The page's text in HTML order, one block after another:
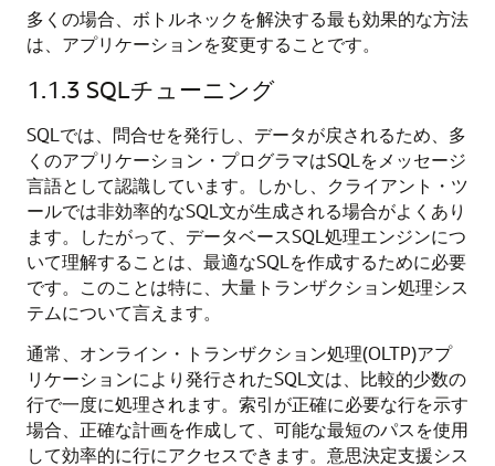
多くの場合、ボトルネックを解決する最も効果的な方法
は、アプリケーションを変更することです。
1.1.3 SQLチューニング
SQLでは、問合せを発行し、データが戻されるため、多
くのアプリケーション・プログラマはSQLをメッセージ
言語として認識しています。しかし、クライアント・ツ
ールでは非効率的なSQL文が生成される場合がよくあり
ます。したがって、データベースSQL処理エンジンにつ
いて理解することは、最適なSQLを作成するために必要
です。このことは特に、大量トランザクション処理シス
テムについて言えます。
通常、オンライン・トランザクション処理(OLTP)アプ
リケーションにより発行されたSQL文は、比較的少数の
行で一度に処理されます。索引が正確に必要な行を示す
場合、正確な計画を作成して、可能な最短のパスを使用
して効率的に行にアクセスできます。意思決定支援シス